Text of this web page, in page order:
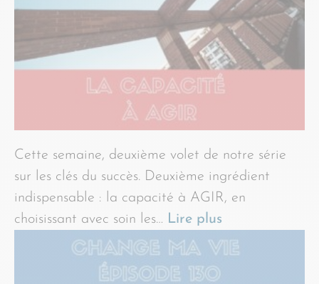
Cette semaine, deuxième volet de notre série
sur les clés du succès. Deuxième ingrédient
indispensable : la capacité à AGIR, en
choisissant avec soin les… Lire plus